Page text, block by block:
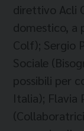
direttivo Acli
domestico, a
Colf); Sergio
Sociale
possibili per
Italia); Flavia